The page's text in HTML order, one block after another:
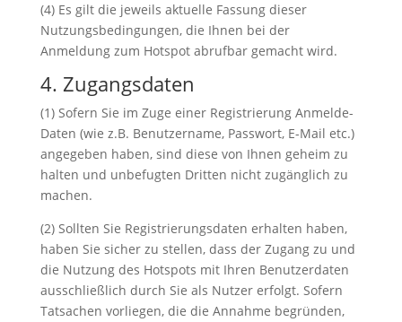
(4) Es gilt die jeweils aktuelle Fassung dieser
Nutzungsbedingungen, die Ihnen bei der
Anmeldung zum Hotspot abrufbar gemacht wird.
4. Zugangsdaten
(1) Sofern Sie im Zuge einer Registrierung Anmelde-
Daten (wie z.B. Benutzername, Passwort, E-Mail etc.)
angegeben haben, sind diese von Ihnen geheim zu
halten und unbefugten Dritten nicht zugänglich zu
machen.
(2) Sollten Sie Registrierungsdaten erhalten haben,
haben Sie sicher zu stellen, dass der Zugang zu und
die Nutzung des Hotspots mit Ihren Benutzerdaten
ausschließlich durch Sie als Nutzer erfolgt. Sofern
Tatsachen vorliegen, die die Annahme begründen,